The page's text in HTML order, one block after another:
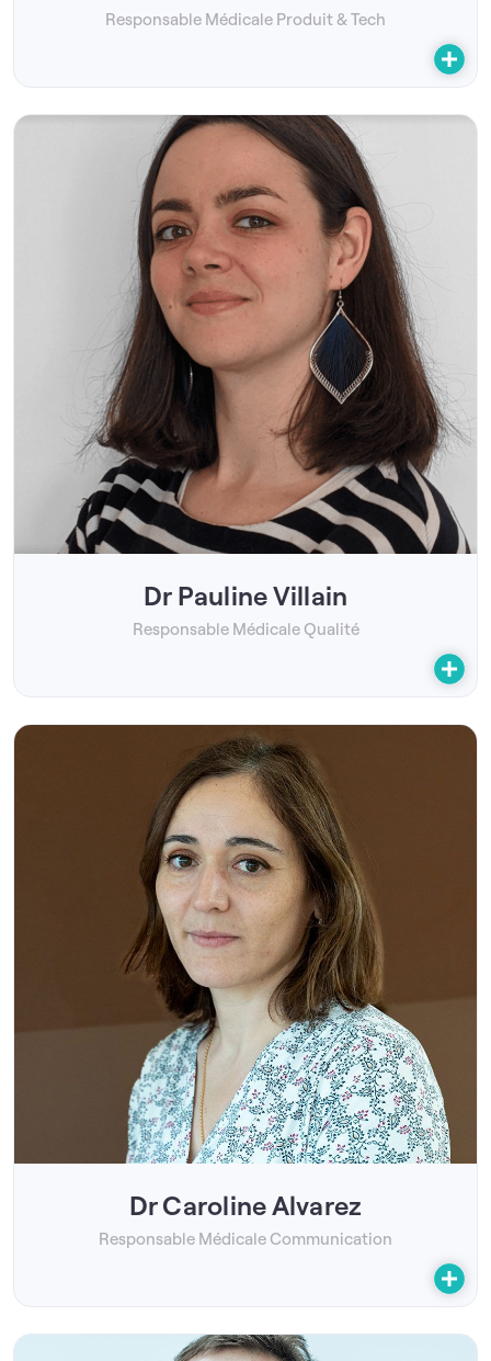
Responsable Médicale Produit & Tech
Dr Pauline Villain
Responsable Médicale Qualité
Dr Caroline Alvarez
Responsable Médicale Communication